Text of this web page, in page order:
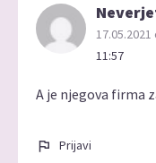
17.05.2021
11:57
A je njegova firma
Prijavi